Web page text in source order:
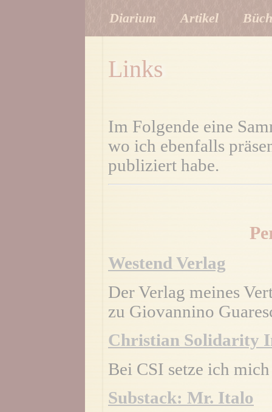
Diarium Artikel
Links
Im Folgende eine
wo ich ebenfalls
publiziert habe.
Westend Verlag
Der Verlag meines
zu Giovannino
Christian Solidarity
Bei CSI setze ich
Substack: Mr. Italo